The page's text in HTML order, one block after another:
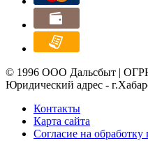
© 1996 ООО Дальсбыт |
Юридический адрес -
Контакты
Карта сайта
Согласие на